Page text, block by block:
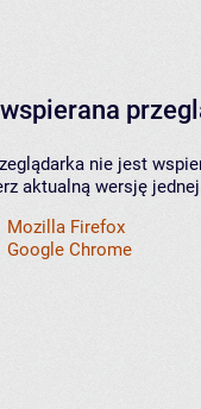
nie jest
aktualną wersję
Mozilla Firefox
Google Chrome